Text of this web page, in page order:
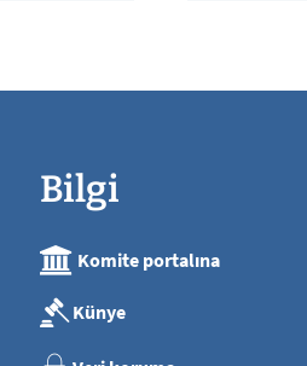
Bilgi
Komite portalına
Künye